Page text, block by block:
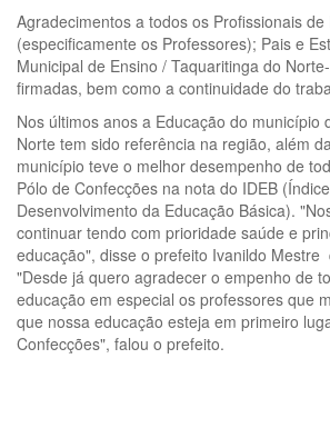
Agradecimentos a todos os Profissionais de
(especificamente os Professores); Pais e
Municipal de Ensino / Taquaritinga do
firmadas, bem como a continuidade do
Nos últimos anos a Educação do município
Norte tem sido referência na região, além
município teve o melhor desempenho de
Pólo de Confecções na nota do IDEB
Desenvolvimento da Educação Básica).
continuar tendo com prioridade saúde e
educação", disse o prefeito Ivanildo Mestre
"Desde já quero agradecer o empenho de
educação em especial os professores que
que nossa educação esteja em primeiro
Confecções", falou o prefeito.